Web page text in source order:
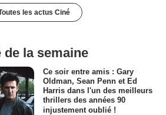
les actus Ciné
de la semaine
Ce soir entre amis : Gary
Oldman, Sean Penn et Ed
Harris dans l'un des meilleurs
thrillers des années 90
injustement oublié !